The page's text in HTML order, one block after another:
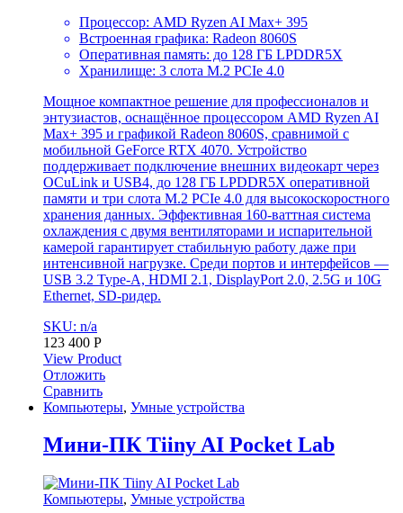
Процессор: AMD Ryzen AI Max+ 395
Встроенная графика: Radeon 8060S
Оперативная память: до 128 ГБ LPDDR5X
Хранилище: 3 слота M.2 PCIe 4.0
Мощное компактное решение для профессионалов и
энтузиастов, оснащённое процессором AMD Ryzen AI
Max+ 395 и графикой Radeon 8060S, сравнимой с
мобильной GeForce RTX 4070. Устройство
поддерживает подключение внешних видеокарт через
OCuLink и USB4, до 128 ГБ LPDDR5X оперативной
памяти и три слота M.2 PCIe 4.0 для высокоскоростного
хранения данных. Эффективная 160-ваттная система
охлаждения с двумя вентиляторами и испарительной
камерой гарантирует стабильную работу даже при
интенсивной нагрузке. Среди портов и интерфейсов —
USB 3.2 Type-A, HDMI 2.1, DisplayPort 2.0, 2.5G и 10G
Ethernet, SD-ридер.
SKU: n/a
123 400 Р
View Product
Отложить
Сравнить
Компьютеры, Умные устройства
Мини-ПК Tiiny AI Pocket Lab
Компьютеры, Умные устройства